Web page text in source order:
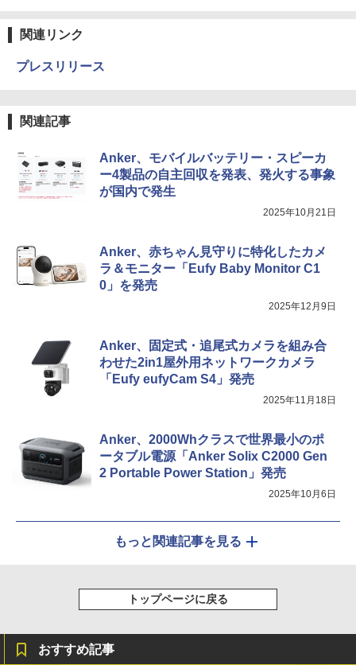
関連リンク
プレスリリース
関連記事
Anker、モバイルバッテリー・スピーカ
ー4製品の自主回収を発表、発火する事象
が国内で発生
2025年10月21日
Anker、赤ちゃん見守りに特化したカメ
ラ＆モニター「Eufy Baby Monitor C1
0」を発売
2025年12月9日
Anker、固定式・追尾式カメラを組み合
わせた2in1屋外用ネットワークカメラ
「Eufy eufyCam S4」発売
2025年11月18日
Anker、2000Whクラスで世界最小のポ
ータブル電源「Anker Solix C2000 Gen
2 Portable Power Station」発売
2025年10月6日
もっと関連記事を見る
トップページに戻る
おすすめ記事